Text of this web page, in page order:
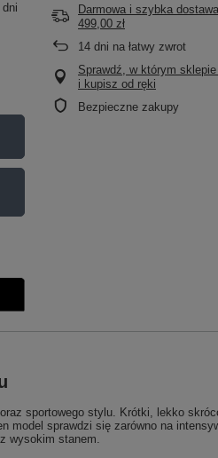
Darmowa i szybka dostawa
499,00 zł
14 dni na łatwy zwrot
Sprawdź, w którym
i kupisz od ręki
Bezpieczne zakupy
sportowego stylu. Krótki, lekko
model sprawdzi się zarówno na
wysokim stanem.